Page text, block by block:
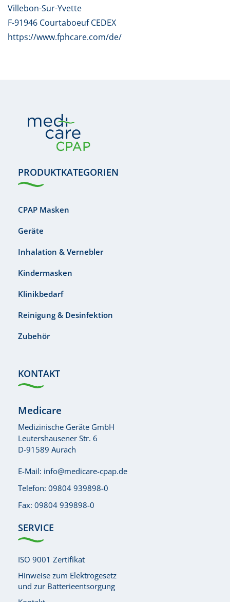
Villebon-Sur-Yvette
F-91946 Courtaboeuf CEDEX
https://www.fphcare.com/de/
PRODUKTKATEGORIEN
CPAP Masken
Geräte
Inhalation & Vernebler
Kindermasken
Klinikbedarf
Reinigung & Desinfektion
Zubehör
KONTAKT
Medicare
Medizinische Geräte GmbH
Leutershausener Str. 6
D-91589 Aurach
E-Mail: info@medicare-cpap.de
Telefon: 09804 939898-0
Fax: 09804 939898-0
SERVICE
ISO 9001 Zertifikat
Hinweise zum Elektrogesetz
und zur Batterieentsorgung